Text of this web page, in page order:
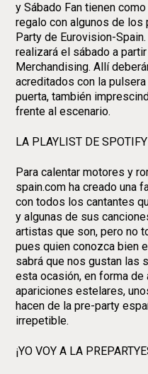
y Sábado Fan tienen
regalo con algunos de
Party de Eurovision-
realizará el sábado a
Merchandising. Allí
acreditados con la
puerta, también
frente al escenario.
LA PLAYLIST DE SPOTIFY
Para calentar motores y
spain.com ha creado una
con todos los cantantes
y algunas de sus
artistas que son, pero no
pues quien conozca bien
sabrá que nos gustan las
esta ocasión, en forma
apariciones estelares,
hacen de la pre-party
irrepetible.
¡YO VOY A LA